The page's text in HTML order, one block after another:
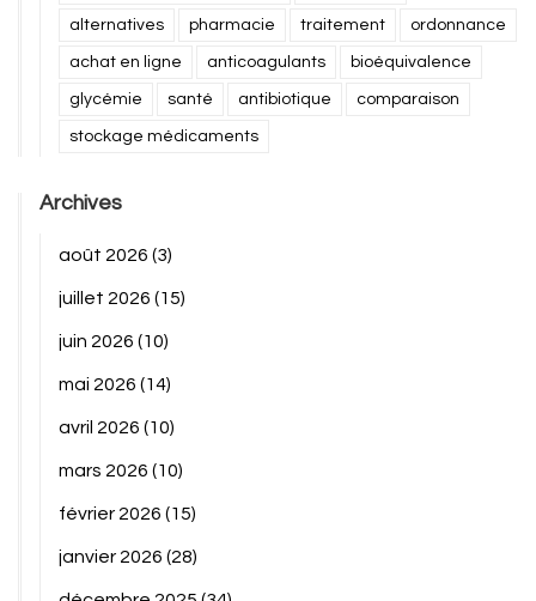
alternatives pharmacie traitement ordonnance
achat en ligne anticoagulants bioéquivalence
glycémie santé antibiotique comparaison
stockage médicaments
Archives
août 2026 (3)
juillet 2026 (15)
juin 2026 (10)
mai 2026 (14)
avril 2026 (10)
mars 2026 (10)
février 2026 (15)
janvier 2026 (28)